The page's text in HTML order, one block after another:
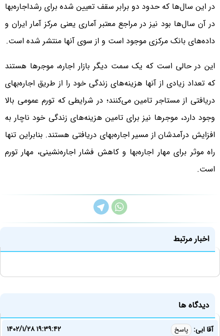
در این سال‌ها که حدود دو برابر سقف تعیین شده برای رشداجاره‌بها
در آن سال‌ها بود نیز در مراجع معتبر آماری یعنی مرکز آمار ایران و
داده‌‌‌‌های بانک مرکزی موجود است و از سوی آنها منتشر شده است.
این در حالی است که یک سمت دیگر بازار اجاره، موجرها هستند
که تعداد زیادی از آنها هزینه‌‌‌‌های زندگی خود را از طریق اجاره‌‌‌‌بهای
دریافتی از مستاجر تامین می‌کنند؛ در شرایطی که تورم عمومی بالا
وجود دارد، موجرها نیز برای تامین هزینه‌‌‌‌های زندگی خود ناچار به
افزایش درآمدشان از مسیر اجاره‌‌‌‌بهای دریافتی هستند. بنابراین تنها
راه موثر برای مهار اجاره‌‌‌‌بها و کاهش فشار اجاره‌‌‌‌نشینی، مهار تورم
است.
اخبار مرتبط
دیدگاه ها
آقا ابی: پاسخ
۱۴۰۲/۱/۲۸ ۱۹:۳۹:۴۲